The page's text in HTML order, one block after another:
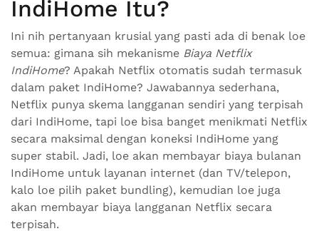
IndiHome Itu?
Ini nih pertanyaan krusial yang pasti ada di benak loe
semua: gimana sih mekanisme Biaya Netflix
IndiHome? Apakah Netflix otomatis sudah termasuk
dalam paket IndiHome? Jawabannya sederhana,
Netflix punya skema langganan sendiri yang terpisah
dari IndiHome, tapi loe bisa banget menikmati Netflix
secara maksimal dengan koneksi IndiHome yang
super stabil. Jadi, loe akan membayar biaya bulanan
IndiHome untuk layanan internet (dan TV/telepon,
kalo loe pilih paket bundling), kemudian loe juga
akan membayar biaya langganan Netflix secara
terpisah.